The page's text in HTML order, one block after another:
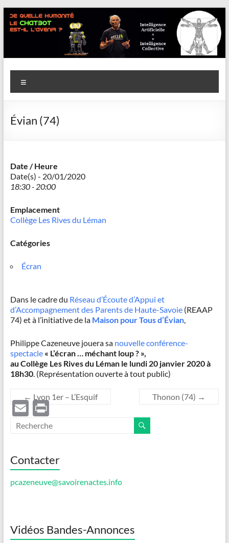
Aller
au
contenu
Savoir
en
actes
Cazeneuve
Évian (74)
Date / Heure
Date(s) - 20/01/2020
18:30 - 20:00
Emplacement
Collège Les Rives du Léman
Catégories
Écran
Dans le cadre du Réseau d’Écoute d’Appui et
d’Accompagnement des Parents de Haute-Savoie(REAAP
74) et à l’initiative de la Maison pour Tous d’Évian,
Philippe Cazeneuve jouera sa nouvelle conférence-
spectacle « L’écran … méchant loup ? »,
au Collège Les Rives du Léman le lundi 20 janvier 2020 à
18h30. (Représentation ouverte à tout public)
E
m
P
ri
← Lyon 1er – L’Esquif Thonon (74) →
Contacter
pcazeneuve@savoirenactes.info
Vidéos Bandes-Annonces